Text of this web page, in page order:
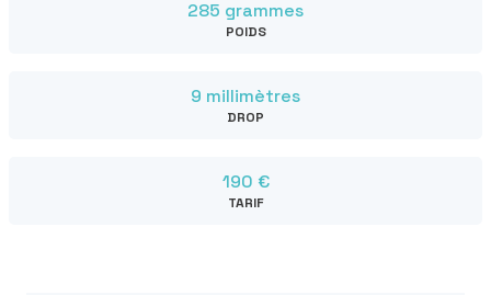
285 grammes
POIDS
9 millimètres
DROP
190 €
TARIF